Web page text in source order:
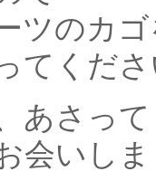
ツのカ
てくだ
あさっ
会いし